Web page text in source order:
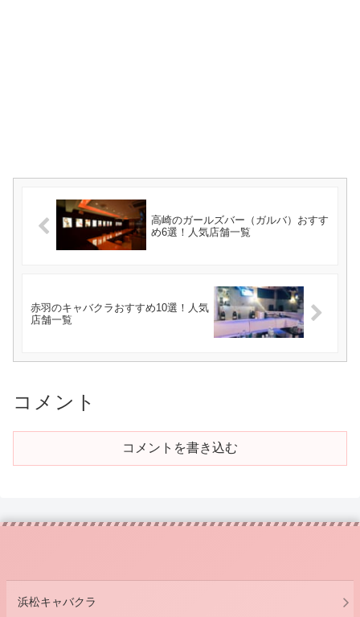
高崎のガールズバー（ガルバ）おすす
め6選！人気店舗一覧
赤羽のキャバクラおすすめ10選！人気
店舗一覧
コメント
コメントを書き込む
浜松キャバクラ